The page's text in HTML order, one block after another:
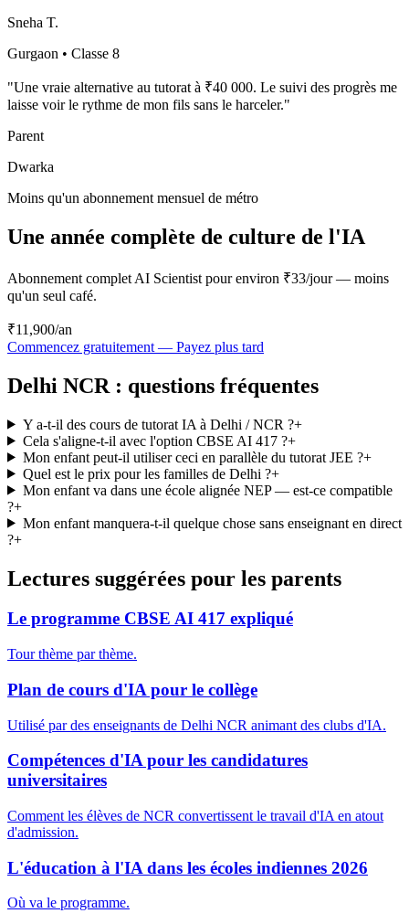
Sneha T.
Gurgaon • Classe 8
"Une vraie alternative au tutorat à ₹40 000. Le suivi des progrès me
laisse voir le rythme de mon fils sans le harceler."
Parent
Dwarka
Moins qu'un abonnement mensuel de métro
Une année complète de culture de l'IA
Abonnement complet AI Scientist pour environ ₹33/jour — moins
qu'un seul café.
₹11,900/an
Commencez gratuitement — Payez plus tard
Delhi NCR : questions fréquentes
Y a-t-il des cours de tutorat IA à Delhi / NCR ?+
Cela s'aligne-t-il avec l'option CBSE AI 417 ?+
Mon enfant peut-il utiliser ceci en parallèle du tutorat JEE ?+
Quel est le prix pour les familles de Delhi ?+
Mon enfant va dans une école alignée NEP — est-ce compatible
?+
Mon enfant manquera-t-il quelque chose sans enseignant en direct
?+
Lectures suggérées pour les parents
Le programme CBSE AI 417 expliqué
Tour thème par thème.
Plan de cours d'IA pour le collège
Utilisé par des enseignants de Delhi NCR animant des clubs d'IA.
Compétences d'IA pour les candidatures
universitaires
Comment les élèves de NCR convertissent le travail d'IA en atout
d'admission.
L'éducation à l'IA dans les écoles indiennes 2026
Où va le programme.